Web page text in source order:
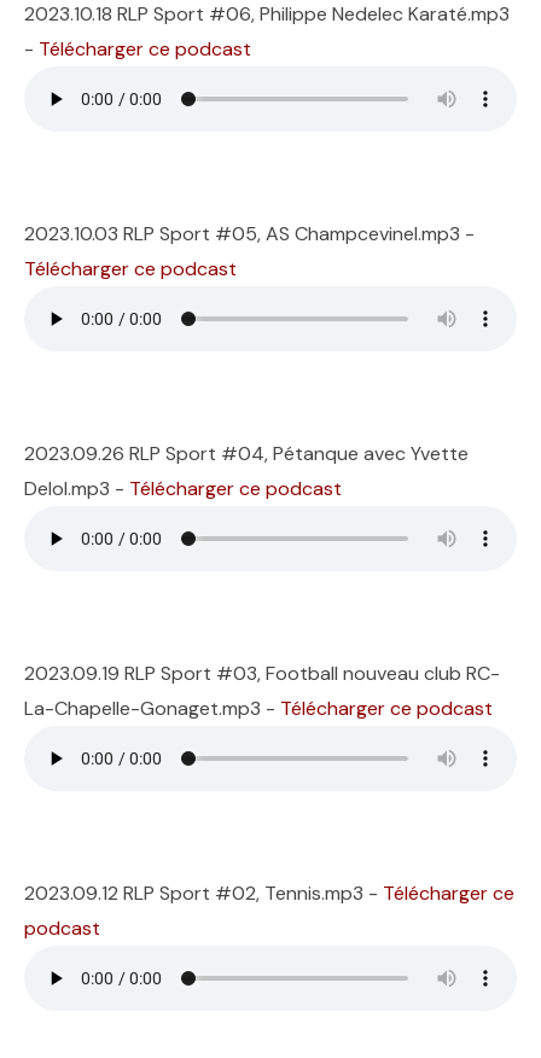
2023.10.18 RLP Sport #06, Philippe Nedelec Karaté.mp3
- Télécharger ce podcast
2023.10.03 RLP Sport #05, AS Champcevinel.mp3 -
Télécharger ce podcast
2023.09.26 RLP Sport #04, Pétanque avec Yvette
Delol.mp3 - Télécharger ce podcast
2023.09.19 RLP Sport #03, Football nouveau club RC-
La-Chapelle-Gonaget.mp3 - Télécharger ce podcast
2023.09.12 RLP Sport #02, Tennis.mp3 - Télécharger ce
podcast